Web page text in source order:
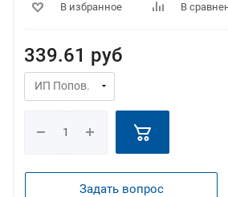
В избранное В
339.61 руб
Задать вопрос